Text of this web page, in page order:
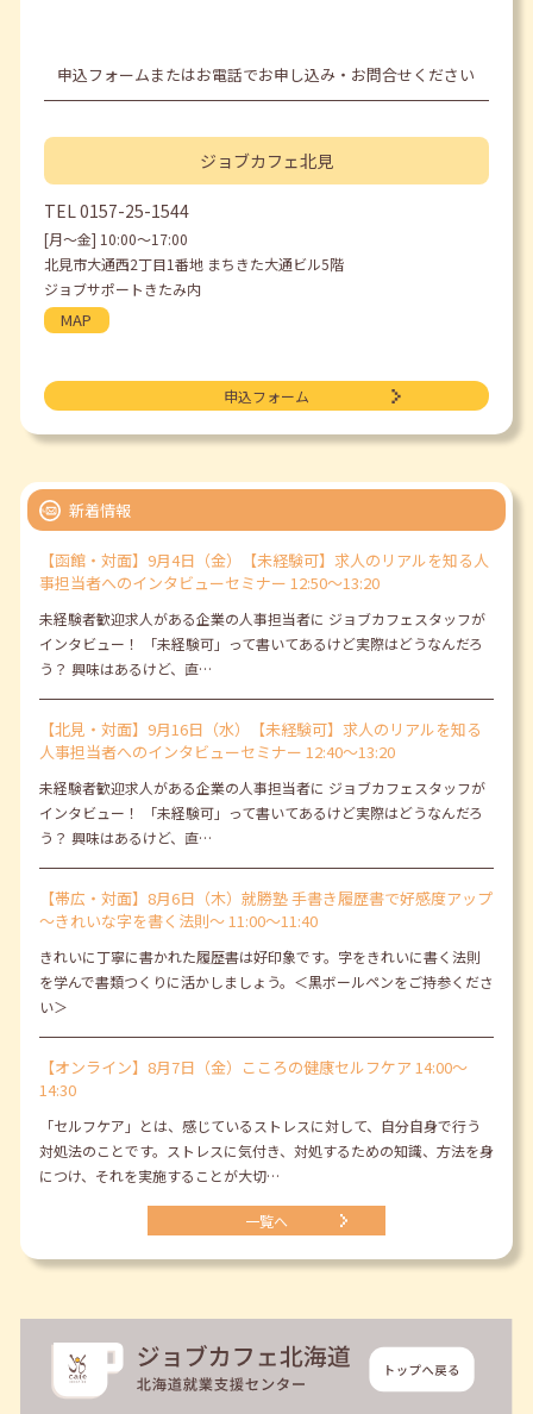
申込フォームまたはお電話でお申し込み・お問合せください
ジョブカフェ北見
TEL 0157-25-1544
[月〜金] 10:00〜17:00
北見市大通西2丁目1番地 まちきた大通ビル5階
ジョブサポートきたみ内
MAP
申込フォーム
新着情報
【函館・対面】9月4日（金）【未経験可】求人のリアルを知る人
事担当者へのインタビューセミナー 12:50～13:20
未経験者歓迎求人がある企業の人事担当者に ジョブカフェスタッフが
インタビュー！ 「未経験可」って書いてあるけど実際はどうなんだろ
う？ 興味はあるけど、直…
【北見・対面】9月16日（水）【未経験可】求人のリアルを知る
人事担当者へのインタビューセミナー 12:40～13:20
未経験者歓迎求人がある企業の人事担当者に ジョブカフェスタッフが
インタビュー！ 「未経験可」って書いてあるけど実際はどうなんだろ
う？ 興味はあるけど、直…
【帯広・対面】8月6日（木）就勝塾 手書き履歴書で好感度アップ
～きれいな字を書く法則～ 11:00～11:40
きれいに丁寧に書かれた履歴書は好印象です。字をきれいに書く法則
を学んで書類つくりに活かしましょう。＜黒ボールペンをご持参くださ
い＞
【オンライン】8月7日（金）こころの健康セルフケア 14:00～
14:30
「セルフケア」とは、感じているストレスに対して、自分自身で行う
対処法のことです。ストレスに気付き、対処するための知識、方法を身
につけ、それを実施することが大切…
一覧へ